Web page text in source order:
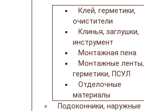
Клей, герметики,
очистители
Клинья, заглушки,
инструмент
Монтажная пена
Монтажные ленты,
герметики, ПСУЛ
Отделочные
материалы
Подоконники, наружные